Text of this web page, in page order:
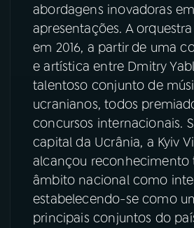
abordagens inovadoras
apresentações. A
em 2016, a partir de uma
e artística entre Dmitry
talentoso conjunto de
ucranianos, todos
concursos internacionais.
capital da Ucrânia, a Kyiv
alcançou reconhecimento
âmbito nacional como
estabelecendo-se como
principais conjuntos do